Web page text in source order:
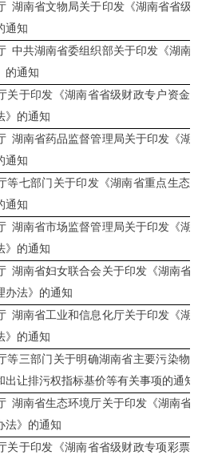
湖南省文物局关于印发《湖南省省级
通知
中共湖南省委组织部关于印发《湖南
的通知
关于印发《湖南省省级财政专户资金
》的通知
湖南省药品监督管理局关于印发《湖
通知
等七部门关于印发《湖南省重点生态
通知
湖南省市场监督管理局关于印发《湖
》的通知
湖南省妇女联合会关于印发《湖南省
办法》的通知
湖南省工业和信息化厅关于印发《湖
》的通知
等三部门关于明确湖南省主要污染物
出让排污权指标基价等有关事项的通知
湖南省生态环境厅关于印发《湖南省
法》的通知
关于印发《湖南省省级财政专项彩票